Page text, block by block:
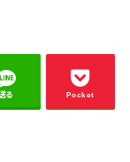
る Pocket